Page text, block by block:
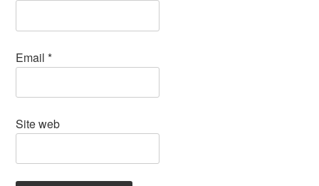
Email*
Site web